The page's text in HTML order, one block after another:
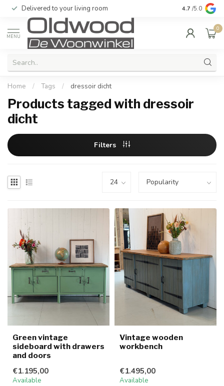
Delivered to your living room Quality &
4.7 /5.0
MENU
0
Home / Tags / dressoir dicht
Products tagged with dressoir
dicht
Filters
Green vintage
sideboard with drawers
and doors
€1.195,00
Available
Vintage wooden
workbench
€1.495,00
Available